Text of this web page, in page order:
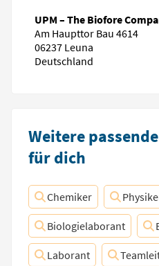
UPM – The Biofore
Am Haupttor Bau 4614
06237 Leuna
Deutschland
Weitere
für dich
Chemiker
Biologielaborant
Laborant